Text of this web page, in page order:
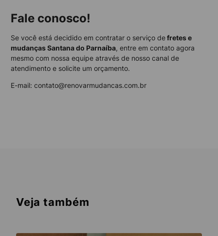
Fale conosco!
Se você está decidido em contratar o serviço defretes e
mudanças Santana do Parnaíba, entre em contato agora
mesmo com nossa equipe através de nosso canal de
atendimento e solicite um orçamento.
E-mail: contato@renovarmudancas.com.br
Veja também